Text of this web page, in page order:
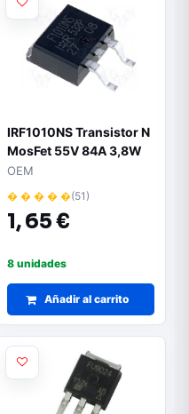
IRF1010NS Transistor N
MosFet 55V 84A 3,8W
D2PACK
OEM
� � � � �(51)
1,65 €
8 unidades
Añadir al carrito